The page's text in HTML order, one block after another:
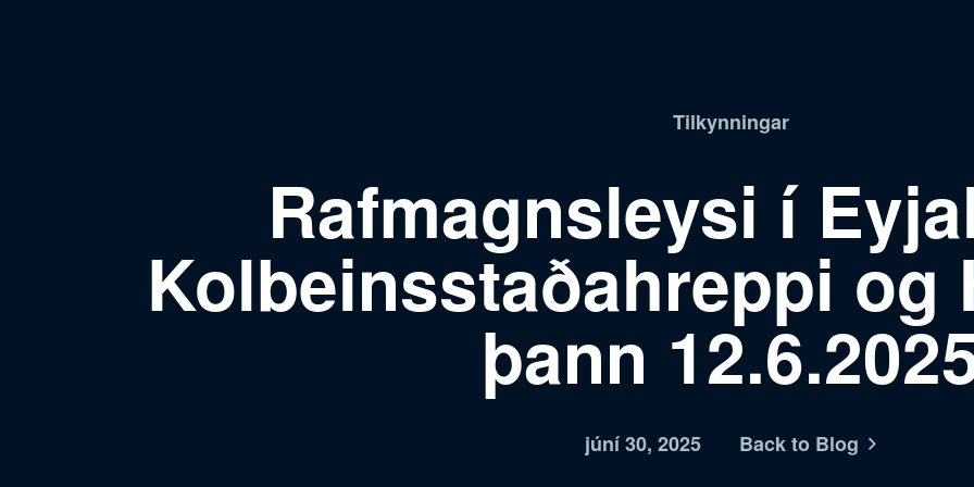
Tilkynningar
Rafmagnsleysi í
Kolbeinsstaðahreppi og
þann
júní 30, 2025 Back to Blog